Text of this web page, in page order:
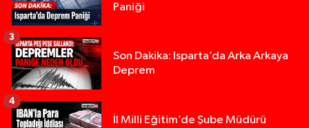
Paniği
Son Dakika: Isparta’da Arka Arkaya
Deprem
3
İl Milli Eğitim’de Şube Müdürü
4